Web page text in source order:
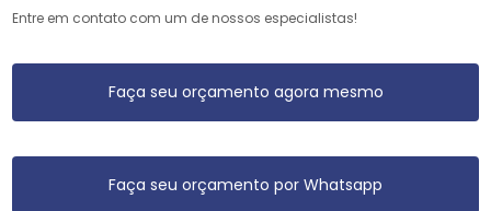
Entre em contato com um de nossos especialistas!
Faça seu orçamento agora mesmo
Faça seu orçamento por Whatsapp